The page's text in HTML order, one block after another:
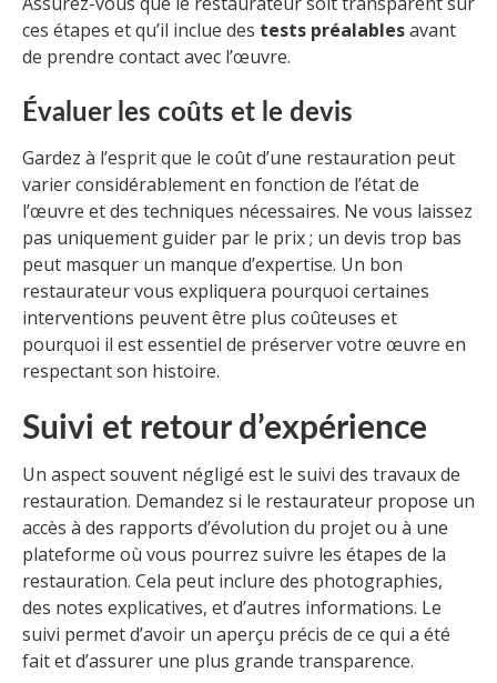
ces étapes et qu’il inclue des tests préalablesavant
de prendre contact avec l’œuvre.
Évaluer les coûts et le devis
Gardez à l’esprit que le coût d’une restauration peut
varier considérablement en fonction de l’état de
l’œuvre et des techniques nécessaires. Ne vous laissez
pas uniquement guider par le prix ; un devis trop bas
peut masquer un manque d’expertise. Un bon
restaurateur vous expliquera pourquoi certaines
interventions peuvent être plus coûteuses et
pourquoi il est essentiel de préserver votre œuvre en
respectant son histoire.
Suivi et retour d’expérience
Un aspect souvent négligé est le suivi des travaux de
restauration. Demandez si le restaurateur propose un
accès à des rapports d’évolution du projet ou à une
plateforme où vous pourrez suivre les étapes de la
restauration. Cela peut inclure des photographies,
des notes explicatives, et d’autres informations. Le
suivi permet d’avoir un aperçu précis de ce qui a été
fait et d’assurer une plus grande transparence.